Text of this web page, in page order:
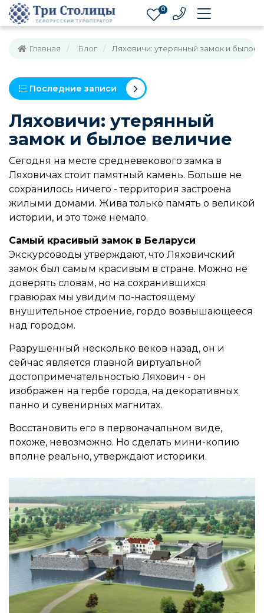
0
Главная Блог Ляховичи: утерянный замок и былое
Последние записи
Ляховичи: утерянный
замок и былое величие
Сегодня на месте средневекового замка в
Ляховичах стоит памятный камень. Больше не
сохранилось ничего - территория застроена
жилыми домами. Жива только память о великой
истории, и это тоже немало.
Самый красивый замок в Беларуси
Экскурсоводы утверждают, что Ляховичский
замок был самым красивым в стране. Можно не
доверять словам, но на сохранившихся
гравюрах мы увидим по-настоящему
внушительное строение, гордо возвышающееся
над городом.
Разрушенный несколько веков назад, он и
сейчас является главной виртуальной
достопримечательностью Ляхович - он
изображен на гербе города, на декоративных
панно и сувенирных магнитах.
Восстановить его в первоначальном виде,
похоже, невозможно. Но сделать мини-копию
вполне реально, утверждают историки.